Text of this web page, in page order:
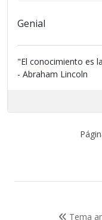
Genial
"El conocimiento es
- Abraham Lincoln
Tema